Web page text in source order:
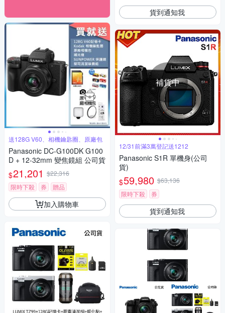
送128G V60、相機鑰匙圈、原廠包
Panasonic DC-G100DK G100
D + 12-32mm 變焦鏡組 公司貨
$21,201 $22,316
限時下殺
券 贈品
加入購物車
貨到通知我
補貨中
12/31前滿3萬登記送1212
Panasonic S1R 單機身(公司
貨)
$59,980 $63,136
限時下殺
券
貨到通知我